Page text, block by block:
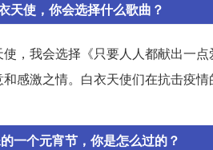
天使，你会选择什么歌曲？
，我会选择《只要人人都献出一
感激之情。白衣天使们在抗击疫
一个元宵节，你是怎么过的？